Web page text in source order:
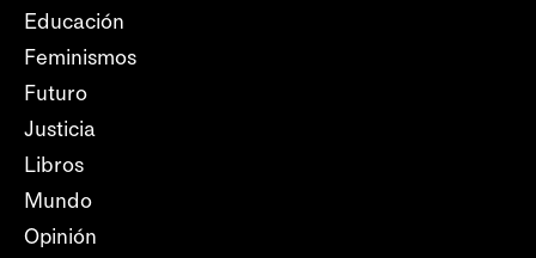
Educación
Feminismos
Futuro
Justicia
Libros
Mundo
Opinión